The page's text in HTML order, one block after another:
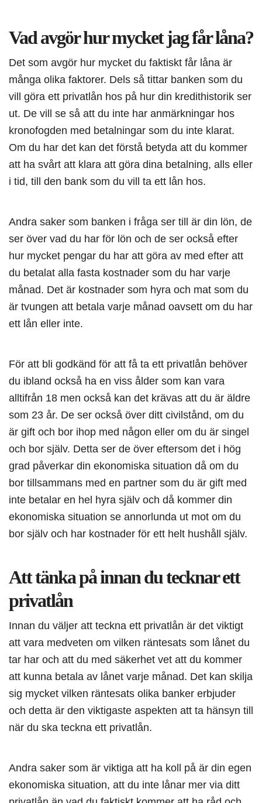
Vad avgör hur mycket jag får låna?
Det som avgör hur mycket du faktiskt får låna är
många olika faktorer. Dels så tittar banken som du
vill göra ett privatlån hos på hur din kredithistorik ser
ut. De vill se så att du inte har anmärkningar hos
kronofogden med betalningar som du inte klarat.
Om du har det kan det förstå betyda att du kommer
att ha svårt att klara att göra dina betalning, alls eller
i tid, till den bank som du vill ta ett lån hos.
Andra saker som banken i fråga ser till är din lön, de
ser över vad du har för lön och de ser också efter
hur mycket pengar du har att göra av med efter att
du betalat alla fasta kostnader som du har varje
månad. Det är kostnader som hyra och mat som du
är tvungen att betala varje månad oavsett om du har
ett lån eller inte.
För att bli godkänd för att få ta ett privatlån behöver
du ibland också ha en viss ålder som kan vara
alltifrån 18 men också kan det krävas att du är äldre
som 23 år. De ser också över ditt civilstånd, om du
är gift och bor ihop med någon eller om du är singel
och bor själv. Detta ser de över eftersom det i hög
grad påverkar din ekonomiska situation då om du
bor tillsammans med en partner som du är gift med
inte betalar en hel hyra själv och då kommer din
ekonomiska situation se annorlunda ut mot om du
bor själv och har kostnader för ett helt hushåll själv.
Att tänka på innan du tecknar ett
privatlån
Innan du väljer att teckna ett privatlån är det viktigt
att vara medveten om vilken räntesats som lånet du
tar har och att du med säkerhet vet att du kommer
att kunna betala av lånet varje månad. Det kan skilja
sig mycket vilken räntesats olika banker erbjuder
och detta är den viktigaste aspekten att ta hänsyn till
när du ska teckna ett privatlån.
Andra saker som är viktiga att ha koll på är din egen
ekonomiska situation, att du inte lånar mer via ditt